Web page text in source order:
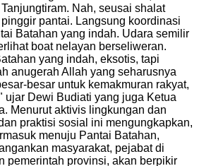
Nah, seusai shalat
pantai. Langsung koordinasi
Batahan yang indah. Udara semilir
boat nelayan berseliweran.
yang indah, eksotis, tapi
anugerah Allah yang seharusnya
besar untuk kemakmuran rakyat,
ujar Dewi Budiati yang juga Ketua
Menurut aktivis lingkungan dan
praktisi sosial ini mengungkapkan,
menuju Pantai Batahan,
masyarakat, pejabat di
pemerintah provinsi, akan berpikir